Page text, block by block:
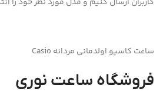
ساعت کاسیو اولدمانی مردانه Casio
فروشگاه ساعت نوری